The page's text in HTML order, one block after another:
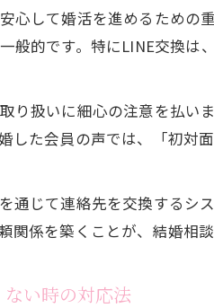
結婚
結婚
仮交
心して婚活を進めるための
般的です。特にLINE交換
り扱いに細心の注意を払い
した会員の声では、「初対
通じて連絡先を交換する
関係を築くことが、結婚相
い時の対応法